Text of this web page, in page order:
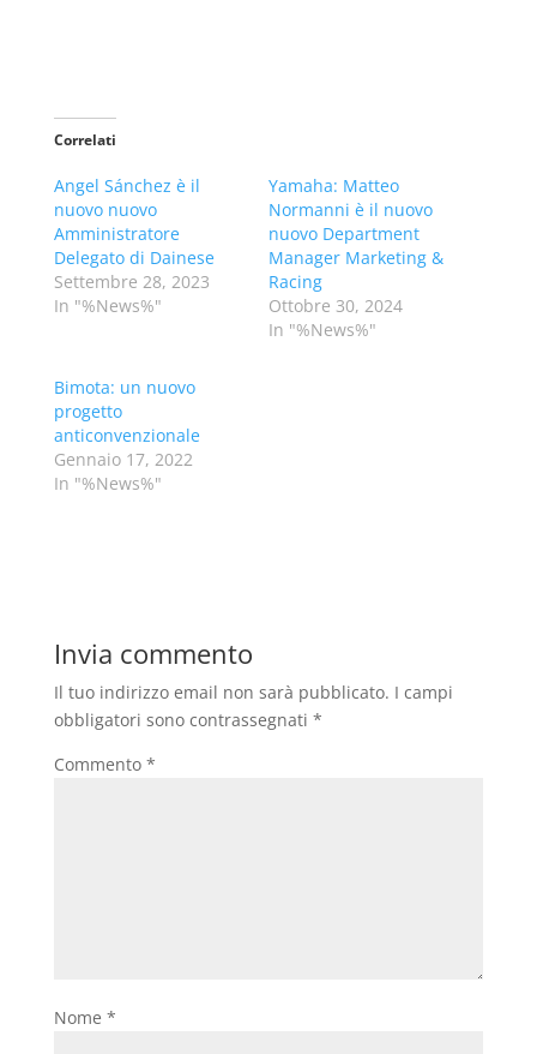
Correlati
Angel Sánchez è il
nuovo nuovo
Amministratore
Delegato di Dainese
Settembre 28, 2023
In "%News%"
Yamaha: Matteo
Normanni è il nuovo
nuovo Department
Manager Marketing &
Racing
Ottobre 30, 2024
In "%News%"
Bimota: un nuovo
progetto
anticonvenzionale
Gennaio 17, 2022
In "%News%"
Invia commento
Il tuo indirizzo email non sarà pubblicato. I campi
obbligatori sono contrassegnati *
Commento *
Nome *